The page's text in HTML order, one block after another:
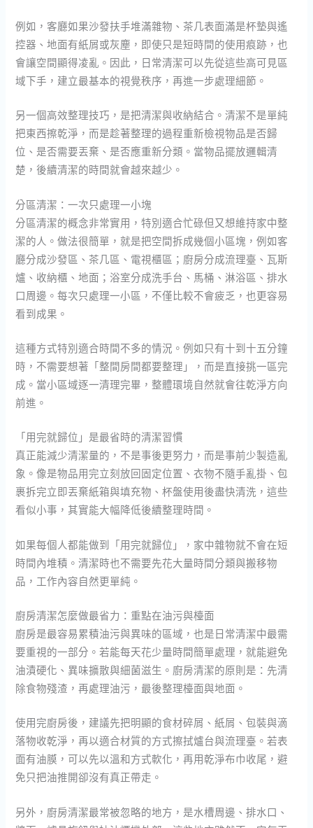
例如，客廳如果沙發扶手堆滿雜物、茶几表面滿是杯墊與遙
控器、地面有紙屑或灰塵，即使只是短時間的使用痕跡，也
會讓空間顯得凌亂。因此，日常清潔可以先從這些高可見區
域下手，建立最基本的視覺秩序，再進一步處理細節。
另一個高效整理技巧，是把清潔與收納結合。清潔不是單純
把東西擦乾淨，而是趁著整理的過程重新檢視物品是否歸
位、是否需要丟棄、是否應重新分類。當物品擺放邏輯清
楚，後續清潔的時間就會越來越少。
分區清潔：一次只處理一小塊
分區清潔的概念非常實用，特別適合忙碌但又想維持家中整
潔的人。做法很簡單，就是把空間拆成幾個小區塊，例如客
廳分成沙發區、茶几區、電視櫃區；廚房分成流理臺、瓦斯
爐、收納櫃、地面；浴室分成洗手台、馬桶、淋浴區、排水
口周邊。每次只處理一小區，不僅比較不會疲乏，也更容易
看到成果。
這種方式特別適合時間不多的情況。例如只有十到十五分鐘
時，不需要想著「整間房間都要整理」，而是直接挑一區完
成。當小區域逐一清理完畢，整體環境自然就會往乾淨方向
前進。
「用完就歸位」是最省時的清潔習慣
真正能減少清潔量的，不是事後更努力，而是事前少製造亂
象。像是物品用完立刻放回固定位置、衣物不隨手亂掛、包
裹拆完立即丟棄紙箱與填充物、杯盤使用後盡快清洗，這些
看似小事，其實能大幅降低後續整理時間。
如果每個人都能做到「用完就歸位」，家中雜物就不會在短
時間內堆積。清潔時也不需要先花大量時間分類與搬移物
品，工作內容自然更單純。
廚房清潔怎麼做最省力：重點在油污與檯面
廚房是最容易累積油污與異味的區域，也是日常清潔中最需
要重視的一部分。若能每天花少量時間簡單處理，就能避免
油漬硬化、異味擴散與細菌滋生。廚房清潔的原則是：先清
除食物殘渣，再處理油污，最後整理檯面與地面。
使用完廚房後，建議先把明顯的食材碎屑、紙屑、包裝與滴
落物收乾淨，再以適合材質的方式擦拭爐台與流理臺。若表
面有油膜，可以先以溫和方式軟化，再用乾淨布巾收尾，避
免只把油推開卻沒有真正帶走。
另外，廚房清潔最常被忽略的地方，是水槽周邊、排水口、